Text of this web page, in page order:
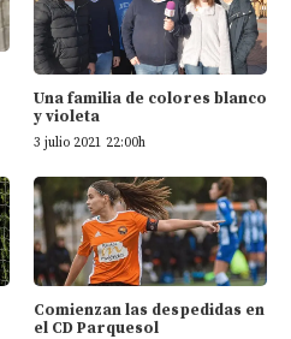
Una familia de colores blanco
y violeta
3 julio 2021 22:00h
Comienzan las despedidas en
el CD Parquesol